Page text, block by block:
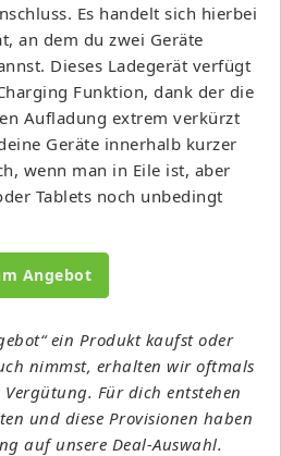
Es handelt sich hierbei
an dem du zwei Geräte
Dieses Ladegerät verfügt
Funktion, dank der die
Aufladung extrem verkürzt
Geräte innerhalb kurzer
wenn man in Eile ist, aber
Tablets noch unbedingt
Angebot
ein Produkt kaufst oder
nimmst, erhalten wir oftmals
Für dich entstehen
und diese Provisionen haben
auf unsere Deal-Auswahl.